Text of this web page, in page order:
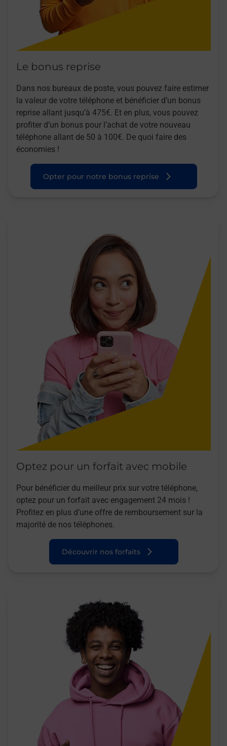
Le bonus reprise
Dans nos bureaux de poste, vous pouvez faire estimer
la valeur de votre téléphone et bénéficier d’un bonus
reprise allant jusqu’à 475€. Et en plus, vous pouvez
profiter d’un bonus pour l’achat de votre nouveau
téléphone allant de 50 à 100€. De quoi faire des
économies !
Opter pour notre bonus reprise
Optez pour un forfait avec mobile
Pour bénéficier du meilleur prix sur votre téléphone,
optez pour un forfait avec engagement 24 mois !
Profitez en plus d’une offre de remboursement sur la
majorité de nos téléphones.
Découvrir nos forfaits